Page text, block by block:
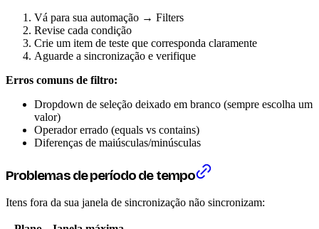
Vá para sua automação → Filters
Revise cada condição
Crie um item de teste que corresponda claramente
Aguarde a sincronização e verifique
Erros comuns de filtro:
Dropdown de seleção deixado em branco (sempre escolha um
valor)
Operador errado (equals vs contains)
Diferenças de maiúsculas/minúsculas
Problemas de período de tempo
Itens fora da sua janela de sincronização não sincronizam: